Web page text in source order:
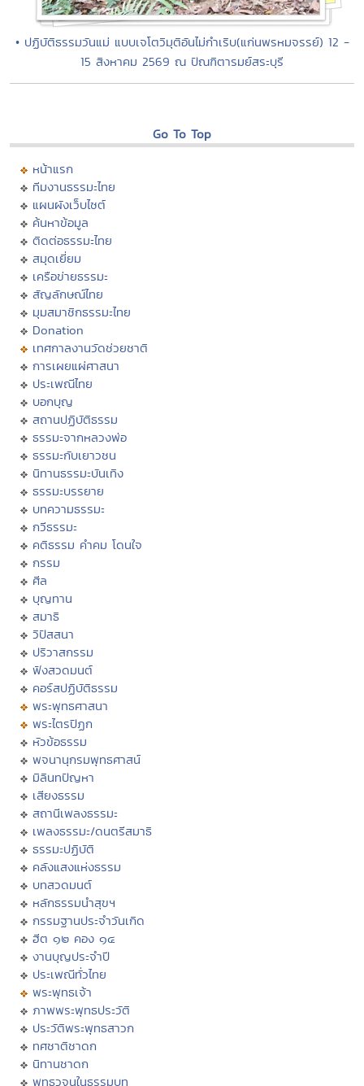
• ปฏิบัติธรรมวันแม่ แบบเจโตวิมุติอันไม่กำเริบ(แก่นพรหมจรรย์) 12 -
15 สิงหาคม 2569 ณ ปัณฑิตารมย์สระบุรี
Go To Top
หน้าแรก
ทีมงานธรรมะไทย
แผนผังเว็บไซต์
ค้นหาข้อมูล
ติดต่อธรรมะไทย
สมุดเยี่ยม
เครือข่ายธรรมะ
สัญลักษณ์ไทย
มุมสมาชิกธรรมะไทย
Donation
เทศกาลงานวัดช่วยชาติ
การเผยแผ่ศาสนา
ประเพณีไทย
บอกบุญ
สถานปฏิบัติธรรม
ธรรมะจากหลวงพ่อ
ธรรมะกับเยาวชน
นิทานธรรมะบันเทิง
ธรรมะบรรยาย
บทความธรรมะ
กวีธรรมะ
คติธรรม คำคม โดนใจ
กรรม
ศีล
บุญทาน
สมาธิ
วิปัสสนา
ปริวาสกรรม
ฟังสวดมนต์
คอร์สปฏิบัติธรรม
พระพุทธศาสนา
พระไตรปิฏก
หัวข้อธรรม
พจนานุกรมพุทธศาสน์
มิลินทปัญหา
เสียงธรรม
สถานีเพลงธรรมะ
เพลงธรรมะ/ดนตรีสมาธิ
ธรรมะปฏิบัติ
คลังแสงแห่งธรรม
บทสวดมนต์
หลักธรรมนำสุขฯ
กรรมฐานประจำวันเกิด
ฮีต ๑๒ คอง ๑๔
งานบุญประจำปี
ประเพณีทั่วไทย
พระพุทธเจ้า
ภาพพระพุทธประวัติ
ประวัติพระพุทธสาวก
ทศชาติชาดก
นิทานชาดก
พุทธวจนในธรรมบท